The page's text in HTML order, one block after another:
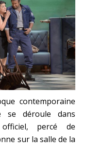
contemporaine
se déroule dans
officiel, percé de
sur la salle de la